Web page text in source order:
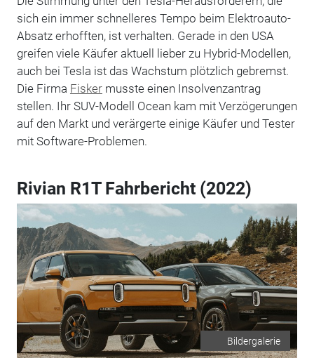
sich ein immer schnelleres Tempo beim Elektroauto-
Absatz erhofften, ist verhalten. Gerade in den USA
greifen viele Käufer aktuell lieber zu Hybrid-Modellen,
auch bei Tesla ist das Wachstum plötzlich gebremst.
Die Firma Fiskermusste einen Insolvenzantrag
stellen. Ihr SUV-Modell Ocean kam mit Verzögerungen
auf den Markt und verärgerte einige Käufer und Tester
mit Software-Problemen.
Rivian R1T Fahrbericht (2022)
Bildergalerie